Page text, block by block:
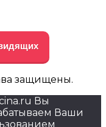
защищены.
Вы
Ваши